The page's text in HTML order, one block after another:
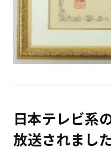
日本テレビ系
放送されまし